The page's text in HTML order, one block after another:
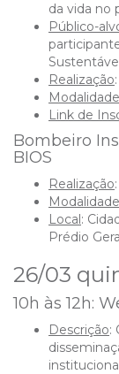
da vida no
Público-
Realização
Modalidade
Link de
Bombeiro
BIOS
Realização
Modalidade
Local:
Prédio
26/03
10h às 12h:
Descrição: